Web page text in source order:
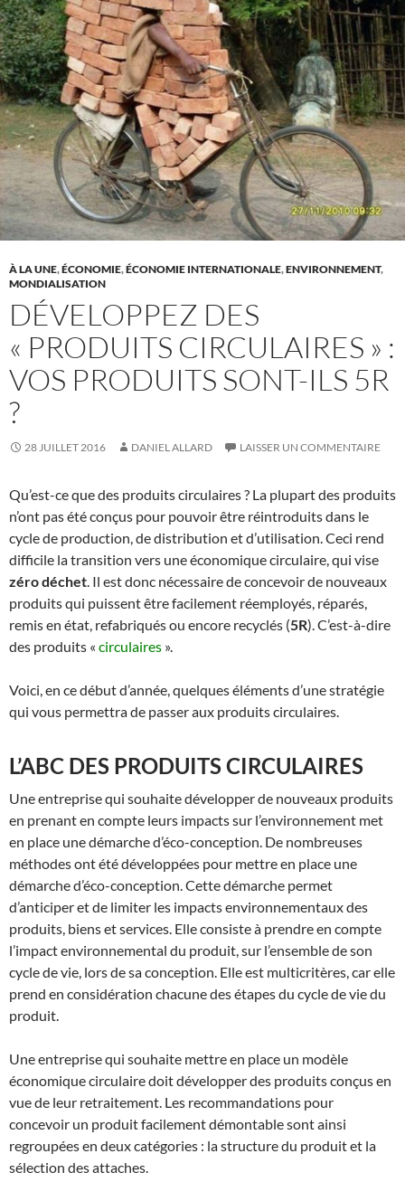
À LA UNE,ÉCONOMIE,ÉCONOMIE INTERNATIONALE,ENVIRONNEMENT,
MONDIALISATION
DÉVELOPPEZ DES
« PRODUITS CIRCULAIRES » :
VOS PRODUITS SONT-ILS 5R
?
28 JUILLET 2016 DANIEL ALLARD LAISSER UN COMMENTAIRE
Qu’est-ce que des produits circulaires ? La plupart des produits
n’ont pas été conçus pour pouvoir être réintroduits dans le
cycle de production, de distribution et d’utilisation. Ceci rend
difficile la transition vers une économique circulaire, qui vise
zéro déchet. Il est donc nécessaire de concevoir de nouveaux
produits qui puissent être facilement réemployés, réparés,
remis en état, refabriqués ou encore recyclés (5R). C’est-à-dire
des produits « circulaires ».
Voici, en ce début d’année, quelques éléments d’une stratégie
qui vous permettra de passer aux produits circulaires.
L’ABC DES PRODUITS CIRCULAIRES
Une entreprise qui souhaite développer de nouveaux produits
en prenant en compte leurs impacts sur l’environnement met
en place une démarche d’éco-conception. De nombreuses
méthodes ont été développées pour mettre en place une
démarche d’éco-conception. Cette démarche permet
d’anticiper et de limiter les impacts environnementaux des
produits, biens et services. Elle consiste à prendre en compte
l’impact environnemental du produit, sur l’ensemble de son
cycle de vie, lors de sa conception. Elle est multicritères, car elle
prend en considération chacune des étapes du cycle de vie du
produit.
Une entreprise qui souhaite mettre en place un modèle
économique circulaire doit développer des produits conçus en
vue de leur retraitement. Les recommandations pour
concevoir un produit facilement démontable sont ainsi
regroupées en deux catégories : la structure du produit et la
sélection des attaches.